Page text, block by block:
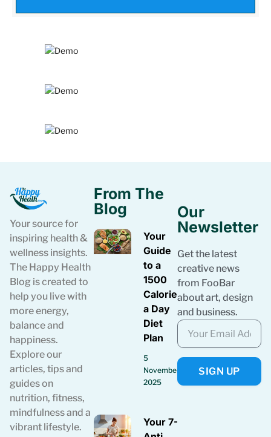
Your source for
inspiring health &
wellness insights.
The Happy Health
Blog is created to
help you live with
more energy,
balance and
happiness.
Explore our
articles, tips and
guides on
nutrition, fitness,
mindfulness and a
vibrant lifestyle.
From The
Blog
Your
Guide
to a
1500
Calories
a Day
Diet
Plan
5
November
2025
Your 7-Day
Our
Newsletter
Get the latest
creative news
from FooBar
about art, design
and business.
SIGN UP